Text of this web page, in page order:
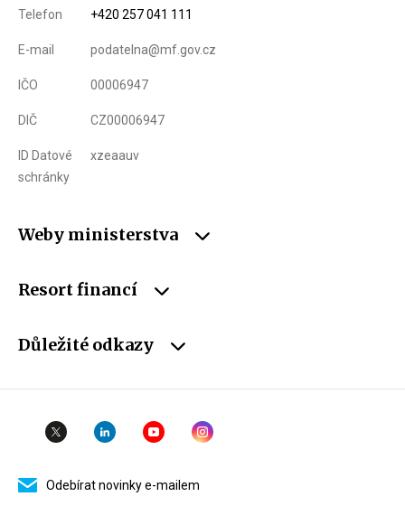
Telefon +420 257 041 111
E-mail podatelna@mf.gov.cz
IČO 00006947
DIČ CZ00006947
ID Datové
schránky
xzeaauv
Weby ministerstva
Resort financí
Důležité odkazy
Odebírat novinky e-mailem